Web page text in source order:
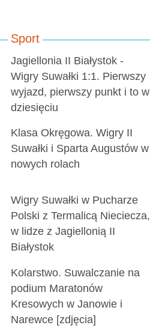
Sport
Jagiellonia II Białystok -
Wigry Suwałki 1:1. Pierwszy
wyjazd, pierwszy punkt i to w
dziesięciu
Klasa Okręgowa. Wigry II
Suwałki i Sparta Augustów w
nowych rolach
Wigry Suwałki w Pucharze
Polski z Termalicą Nieciecza,
w lidze z Jagiellonią II
Białystok
Kolarstwo. Suwalczanie na
podium Maratonów
Kresowych w Janowie i
Narewce [zdjęcia]